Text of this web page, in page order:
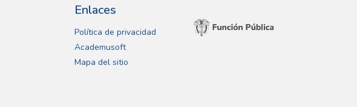
Enlaces
Política de privacidad
Academusoft
Mapa del sitio